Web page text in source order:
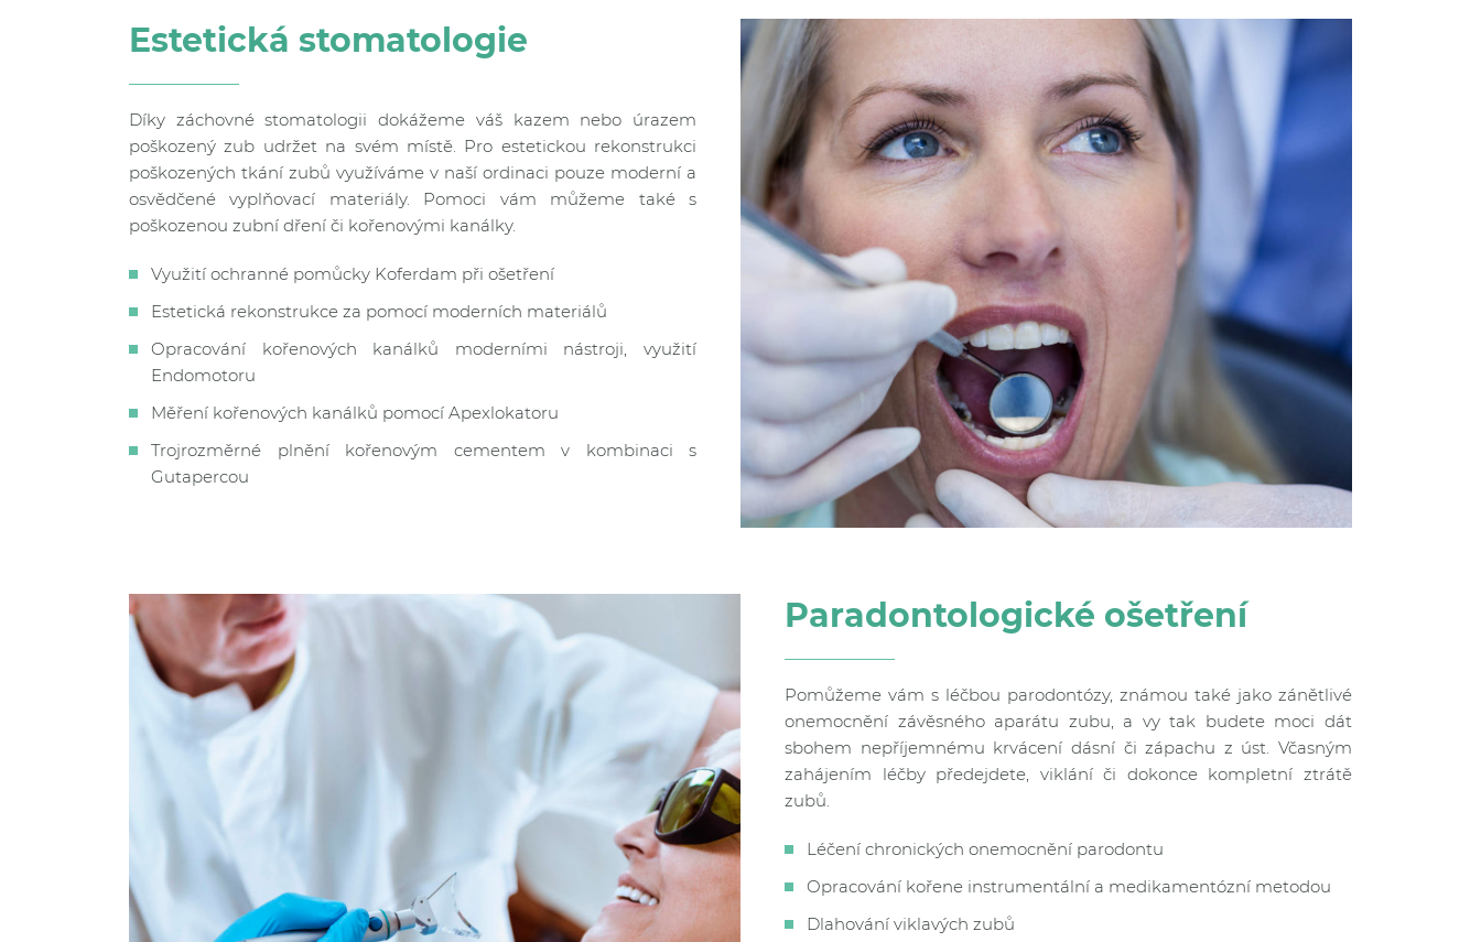
Estetická stomatologie
Díky záchovné stomatologii dokážeme váš kazem nebo úrazem
poškozený zub udržet na svém místě. Pro estetickou rekonstrukci
poškozených tkání zubů využíváme v naší ordinaci pouze moderní a
osvědčené vyplňovací materiály. Pomoci vám můžeme také s
poškozenou zubní dření či kořenovými kanálky.
Využití ochranné pomůcky Koferdam při ošetření
Estetická rekonstrukce za pomocí moderních materiálů
Opracování kořenových kanálků moderními nástroji, využití
Endomotoru
Měření kořenových kanálků pomocí Apexlokatoru
Trojrozměrné plnění kořenovým cementem v kombinaci s
Gutapercou
Paradontologické ošetření
Pomůžeme vám s léčbou parodontózy, známou také jako zánětlivé
onemocnění závěsného aparátu zubu, a vy tak budete moci dát
sbohem nepříjemnému krvácení dásní či zápachu z úst. Včasným
zahájením léčby předejdete, viklání či dokonce kompletní ztrátě
zubů.
Léčení chronických onemocnění parodontu
Opracování kořene instrumentální a medikamentózní metodou
Dlahování viklavých zubů